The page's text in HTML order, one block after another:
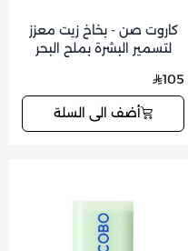
كاروت صن - بخاخ زيت معزز
لتسمير البشرة بملح البحر
105
أضف الى السلة